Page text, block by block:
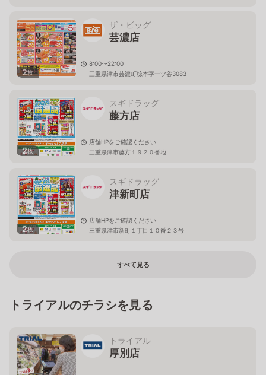
2枚
ザ・ビッグ
芸濃店
8:00〜22:00
三重県津市芸濃町椋本字一ツ谷3083
2枚
スギドラッグ
藤方店
店舗HPをご確認ください
三重県津市藤方１９２０番地
2枚
スギドラッグ
津新町店
店舗HPをご確認ください
三重県津市新町１丁目１０番２３号
すべて見る
トライアルのチラシを見る
トライアル
厚別店